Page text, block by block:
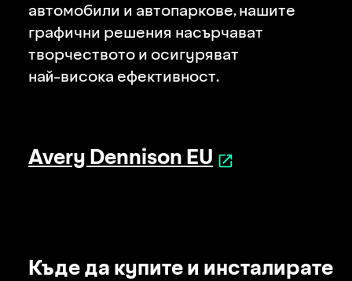
автомобили и автопаркове, нашите
графични решения насърчават
творчеството и осигуряват
най-висока ефективност.
Avery Dennison EU
Къде да купите и инсталирате